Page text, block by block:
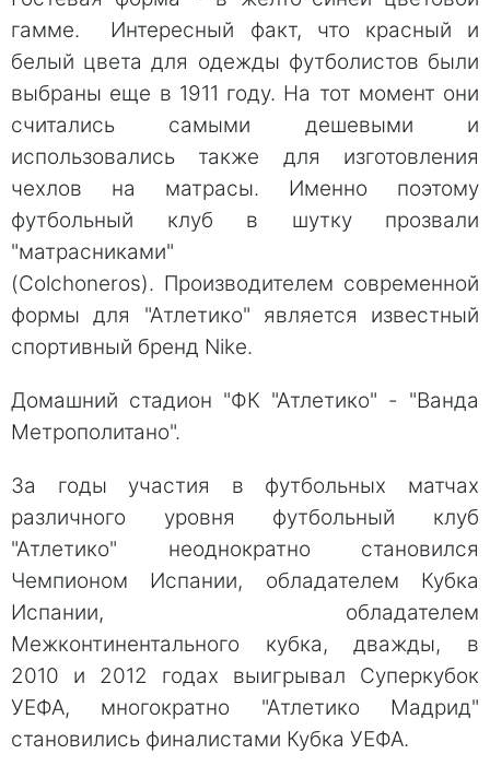
гамме. Интересный факт, что красный и
белый цвета для одежды футболистов были
выбраны еще в 1911 году. На тот момент они
считались самыми дешевыми и
использовались также для изготовления
чехлов на матрасы. Именно поэтому
футбольный клуб в шутку прозвали
"матрасниками"
(Colchoneros). Производителем современной
формы для "Атлетико" является известный
спортивный бренд Nike.
Домашний стадион "ФК "Атлетико" - "Ванда
Метрополитано".
За годы участия в футбольных матчах
различного уровня футбольный клуб
"Атлетико" неоднократно становился
Чемпионом Испании, обладателем Кубка
Испании, обладателем
Межконтинентального кубка, дважды, в
2010 и 2012 годах выигрывал Суперкубок
УЕФА, многократно "Атлетико Мадрид"
становились финалистами Кубка УЕФА.